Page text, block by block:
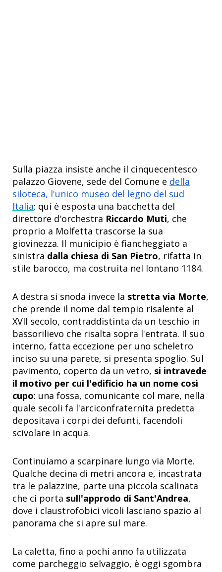
Sulla piazza insiste anche il cinquecentesco
palazzo Giovene, sede del Comune e della
siloteca, l'unico museo del legno del sud
Italia: qui è esposta una bacchetta del
direttore d'orchestra Riccardo Muti, che
proprio a Molfetta trascorse la sua
giovinezza. Il municipio è fiancheggiato a
sinistra dalla chiesa di San Pietro, rifatta in
stile barocco, ma costruita nel lontano 1184.
A destra si snoda invece la stretta via Morte,
che prende il nome dal tempio risalente al
XVII secolo, contraddistinta da un teschio in
bassorilievo che risalta sopra l'entrata. Il suo
interno, fatta eccezione per uno scheletro
inciso su una parete, si presenta spoglio. Sul
pavimento, coperto da un vetro, si intravede
il motivo per cui l'edificio ha un nome così
cupo: una fossa, comunicante col mare, nella
quale secoli fa l'arciconfraternita predetta
depositava i corpi dei defunti, facendoli
scivolare in acqua.
Continuiamo a scarpinare lungo via Morte.
Qualche decina di metri ancora e, incastrata
tra le palazzine, parte una piccola scalinata
che ci porta sull'approdo di Sant'Andrea,
dove i claustrofobici vicoli lasciano spazio al
panorama che si apre sul mare.
La caletta, fino a pochi anno fa utilizzata
come parcheggio selvaggio, è oggi sgombra